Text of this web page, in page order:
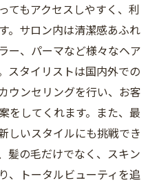
てもアクセスしやすく、利
。サロン内は清潔感あふれ
ー、パーマなど様々なヘア
スタイリストは国内外での
ウンセリングを行い、お客
をしてくれます。また、最
しいスタイルにも挑戦でき
髪の毛だけでなく、スキン
、トータルビューティを追